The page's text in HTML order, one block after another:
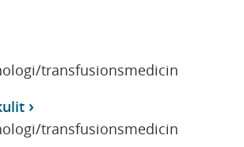
transfusionsmedicin
transfusionsmedicin